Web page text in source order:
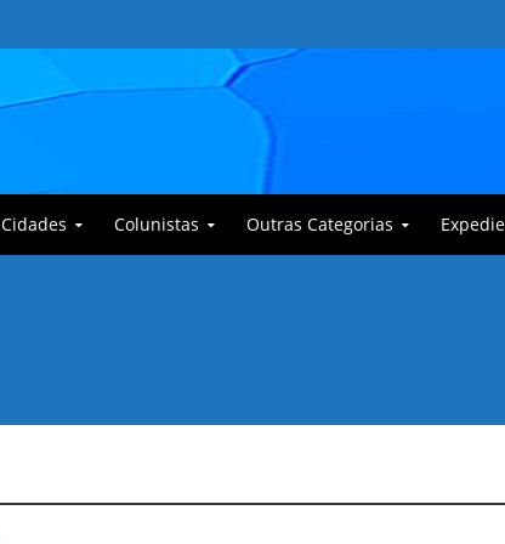
Cidades Colunistas Outras Categorias